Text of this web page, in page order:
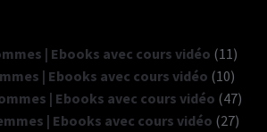
| Ebooks avec cours vidéo 11
| Ebooks avec cours vidéo 10
| Ebooks avec cours vidéo 47
| Ebooks avec cours vidéo 27